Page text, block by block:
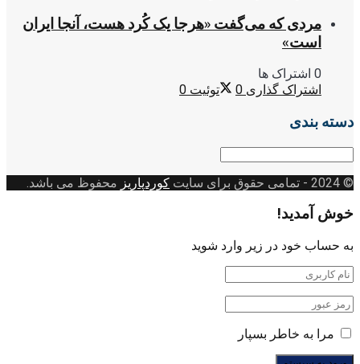
مردی که می‌گفت «هرجا یک کُرد هست، آنجا ایران
است»
0 اشتراک ها
اشتراک گذاری 0 توئیت 0
دسته بندی
دسته
© 2024
- تمامی حقوق برای سایت کوردپاریز محفوظ می باشد.
خوش آمدید!
به حساب خود در زیر وارد شوید
مرا به خاطر بسپار